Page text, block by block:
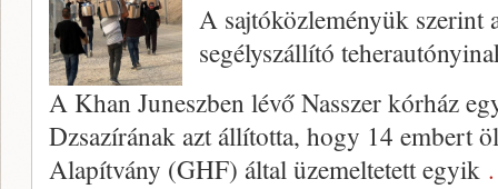
A sajtóközleményük szerint
segélyszállító
A Khan Juneszben lévő Nasszer kórház
Dzsazírának azt állította, hogy 14 embert
Alapítvány (GHF) által üzemeltetett egyik